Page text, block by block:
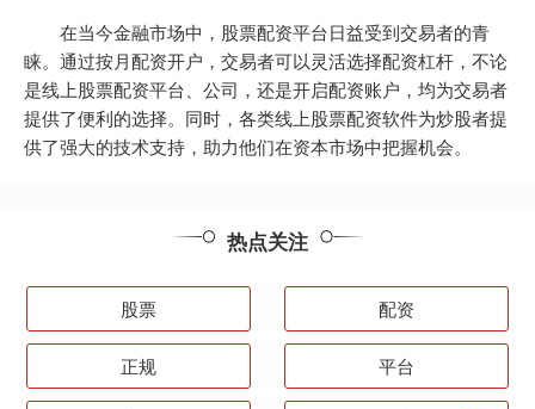
在当今金融市场中，股票配资平台日益受到交易者的青
睐。通过按月配资开户，交易者可以灵活选择配资杠杆，不论
是线上股票配资平台、公司，还是开启配资账户，均为交易者
提供了便利的选择。同时，各类线上股票配资软件为炒股者提
供了强大的技术支持，助力他们在资本市场中把握机会。
热点关注
股票 配资
正规 平台